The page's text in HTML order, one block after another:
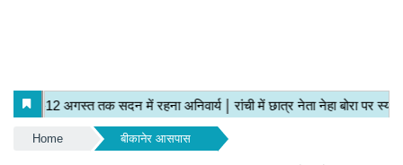
Home बीकानेर आसपास